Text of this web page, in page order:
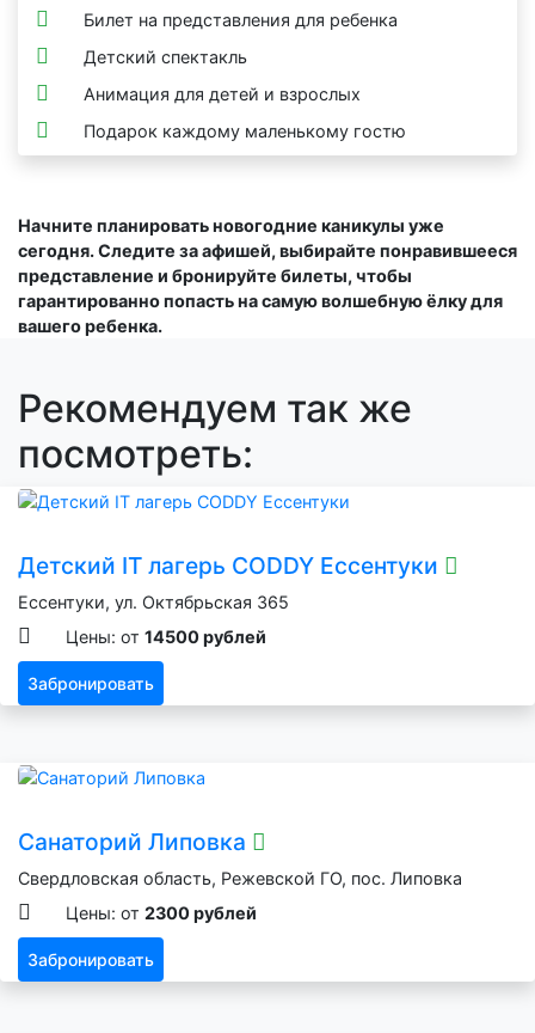
Билет на представления для ребенка
Детский спектакль
Анимация для детей и взрослых
Подарок каждому маленькому гостю
Начните планировать новогодние каникулы уже
сегодня. Следите за афишей, выбирайте понравившееся
представление и бронируйте билеты, чтобы
гарантированно попасть на самую волшебную ёлку для
вашего ребенка.
Рекомендуем так же
посмотреть:
Детский IT лагерь CODDY Ессентуки
Ессентуки, ул. Октябрьская 365
Цены: от 14500 рублей
Забронировать
Санаторий Липовка
Свердловская область, Режевской ГО, пос. Липовка
Цены: от 2300 рублей
Забронировать